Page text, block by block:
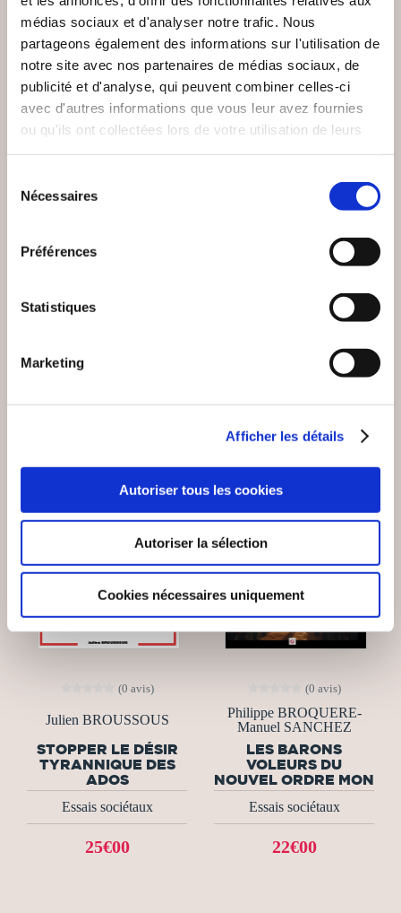
médias sociaux et d'analyser notre trafic. Nous
partageons également des informations sur l'utilisation de
notre site avec nos partenaires de médias sociaux, de
publicité et d'analyse, qui peuvent combiner celles-ci
avec d'autres informations que vous leur avez fournies
ou qu'ils ont collectées lors de votre utilisation de leurs
Nécessaires
Préférences
Statistiques
Marketing
Afficher les détails
Autoriser tous les cookies
Autoriser la sélection
Cookies nécessaires uniquement
(0 avis)
Claude Janvier
POURQUOI SUIS-JE
REBELLE ?
(0 avis)
Julien BROUSSOUS
STOPPER LE DÉSIR
TYRANNIQUE DES
ADOS
Essais sociétaux
25€00
(0 avis)
Philippe BROQUERE-
Manuel SANCHEZ
LES BARONS
VOLEURS DU
NOUVEL ORDRE MON
Essais sociétaux
22€00